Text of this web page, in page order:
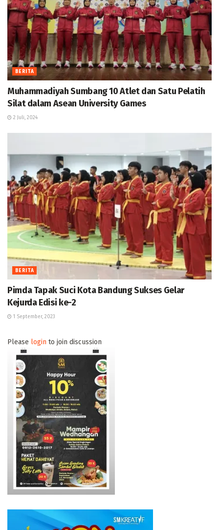
BERITA
Muhammadiyah Sumbang 10 Atlet dan Satu Pelatih
Silat dalam Asean University Games
2 Juli, 2024
BERITA
Pimda Tapak Suci Kota Bandung Sukses Gelar
Kejurda Edisi ke-2
1 September, 2023
Please login to join discussion